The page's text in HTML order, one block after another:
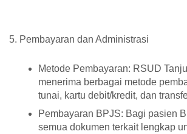
5. Pembayaran dan Administrasi
Metode Pembayaran: RSUD
menerima berbagai metode
tunai, kartu debit/kredit, dan
Pembayaran BPJS: Bagi pasien
semua dokumen terkait lengkap